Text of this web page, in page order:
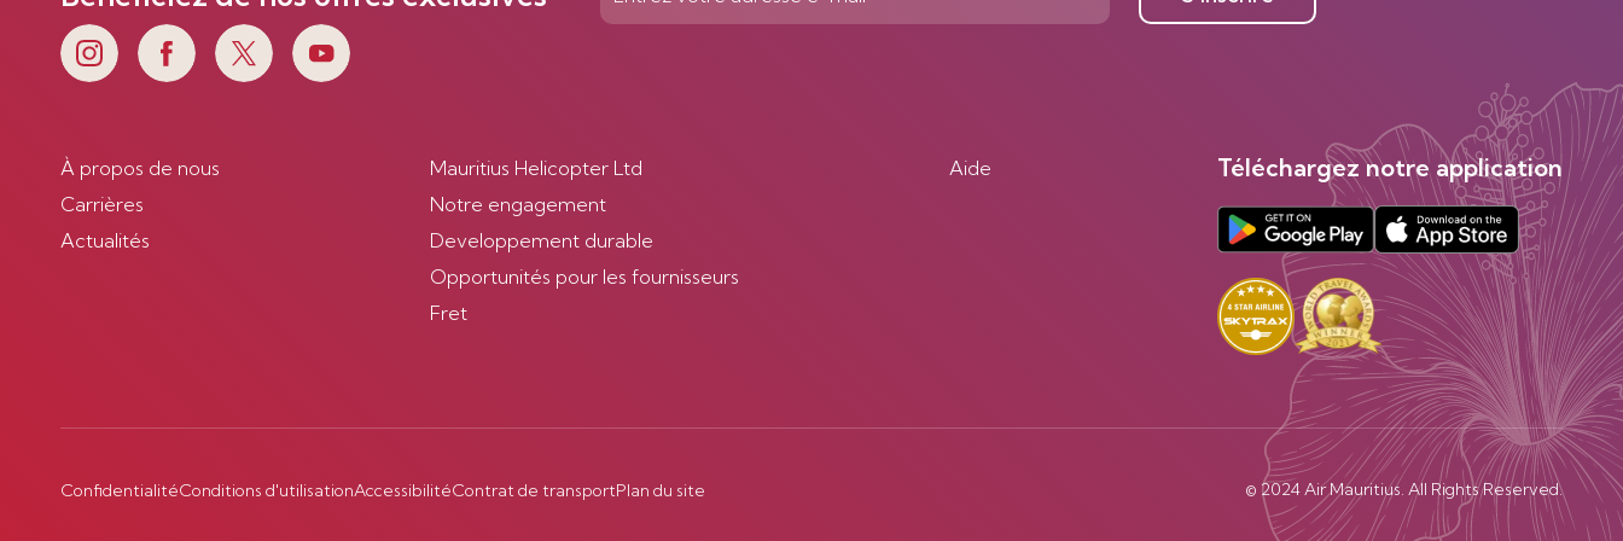
À propos de nous
Carrières
Actualités
Mauritius Helicopter Ltd
Notre engagement
Developpement durable
Opportunités pour les fournisseurs
Fret
Aide Téléchargez notre application
ConfidentialitéConditions d'utilisationAccessibilitéContrat de transportPlan du site © 2024 Air Mauritius. All Rights Reserved.